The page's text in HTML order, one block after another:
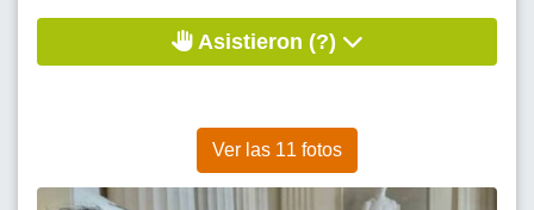
Asistieron (?)
Ver las 11 fotos